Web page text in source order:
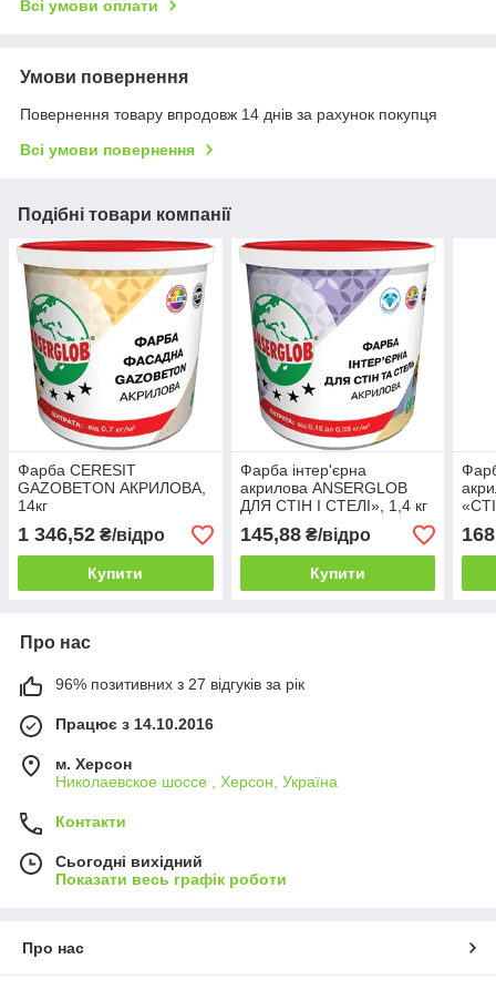
Всі умови оплати
Умови повернення
Повернення товару впродовж 14 днів за рахунок покупця
Всі умови повернення
Подібні товари компанії
Фарба CERESIT
GAZOBETON АКРИЛОВА,
14кг
1 346,52 ₴/відро
Купити
Фарба інтер'єрна
акрилова ANSERGLOB
ДЛЯ СТІН І СТЕЛІ», 1,4 кг
145,88₴/відро
Купити
Про нас
96% позитивних з 27 відгуків за рік
Працює з 14.10.2016
м. Херсон
Николаевское шоссе , Херсон, Україна
Контакти
Сьогодні вихідний
Показати весь графік роботи
Про нас